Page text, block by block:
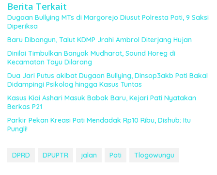
Berita Terkait
Dugaan Bullying MTs di Margorejo Diusut Polresta Pati, 9 Saksi
Diperiksa
Baru Dibangun, Talut KDMP Jrahi Ambrol Diterjang Hujan
Dinilai Timbulkan Banyak Mudharat, Sound Horeg di
Kecamatan Tayu Dilarang
Dua Jari Putus akibat Dugaan Bullying, Dinsop3akb Pati Bakal
Didampingi Psikolog hingga Kasus Tuntas
Kasus Kiai Ashari Masuk Babak Baru, Kejari Pati Nyatakan
Berkas P21
Parkir Pekan Kreasi Pati Mendadak Rp10 Ribu, Dishub: Itu
Pungli!
DPRD DPUPTR jalan Pati Tlogowungu